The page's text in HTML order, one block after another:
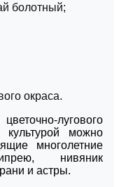
болотный;
окраса.
лугового
можно
многолетние
нивяник
и астры.